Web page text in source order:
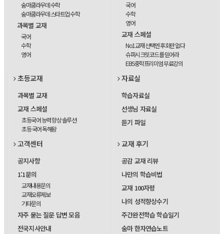
숨마쿰라우데 수학
숨마쿰라우데 스타트업 수학
과목별 교재
국어
수학
영어
국어
수학
영어
교재 스페셜
No1교재 선택엔 후회란 없다
슈퍼시크릿코드를 믿어라
EBS중학프리미엄 무료강의
초등교재
과목별 교재
교재 스페셜
초등국어 능력 향상 솔루션
초등 국어 독해왕
자료실
학습자료실
선생님 자료실
듣기 파일
고객센터
공지사항
1:1문의
교재내용문의
교재오류제보
기타문의
자주 묻는 질문 답변 모음
전국지사안내
교재 후기
공감 교재 리뷰
나만의 학습비법
교재 100자평
나의 성적향상수기
주간완전학습 학습일기
숨마 한자연습노트